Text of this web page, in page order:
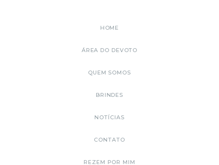
HOME
ÁREA DO DEVOTO
QUEM SOMOS
BRINDES
NOTÍCIAS
CONTATO
REZEM POR MIM